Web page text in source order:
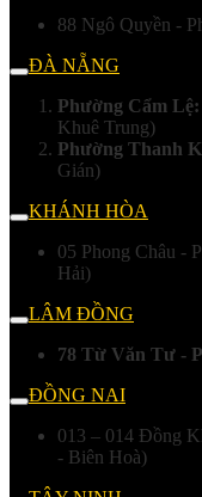
88 Ngô Quyền -
ĐÀ NẴNG
Phường Cẩm Lệ:
Khuê Trung)
Phường Thanh
Gián)
KHÁNH HÒA
05 Phong Châu -
Hải)
LÂM ĐỒNG
78 Từ Văn Tư -
ĐỒNG NAI
013 – 014 Đồng
- Biên Hoà)